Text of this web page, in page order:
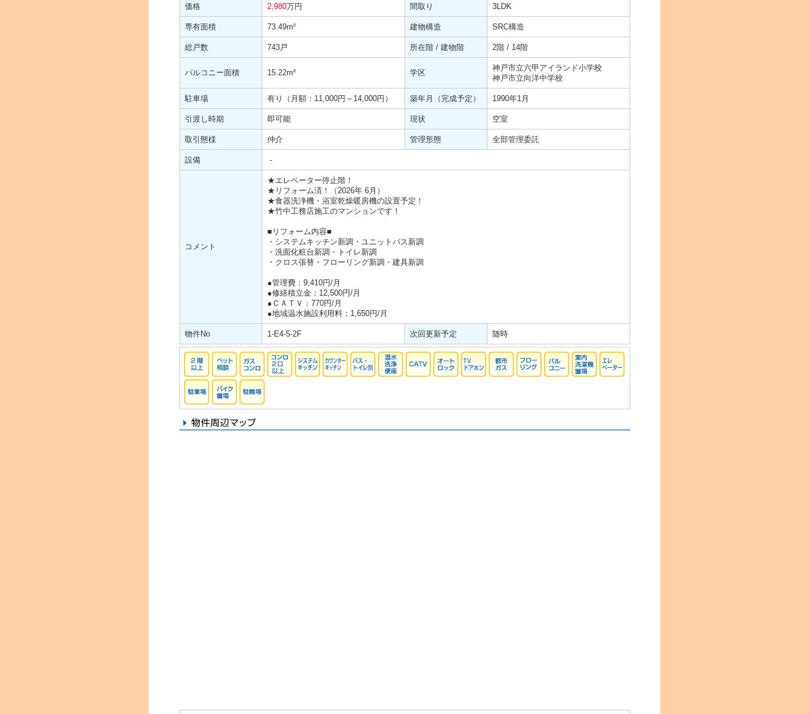
価格 2,980万円 間取り 3LDK
専有面積 73.49m² 建物構造 SRC構造
総戸数 743戸 所在階 / 建物階 2階 / 14階
バルコニー面積 15.22m² 学区
神戸市立六甲アイランド小学校
神戸市立向洋中学校
駐車場 有り（月額：11,000円～14,000円） 築年月（完成予定） 1990年1月
引渡し時期 即可能 現状 空室
取引態様 仲介 管理形態 全部管理委託
設備 -
コメント
★エレベーター停止階！
★リフォーム済！（2026年 6月）
★食器洗浄機・浴室乾燥暖房機の設置予定！
★竹中工務店施工のマンションです！
■リフォーム内容■
・システムキッチン新調・ユニットバス新調
・洗面化粧台新調・トイレ新調
・クロス張替・フローリング新調・建具新調
●管理費：9,410円/月
●修繕積立金：12,500円/月
●ＣＡＴＶ：770円/月
●地域温水施設利用料：1,650円/月
物件No 1-E4-5-2F 次回更新予定 随時